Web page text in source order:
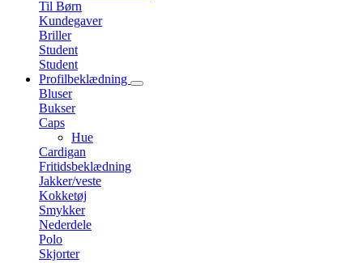
Til Børn
Kundegaver
Briller
Student
Student
Profilbeklædning
Bluser
Bukser
Caps
Hue
Cardigan
Fritidsbeklædning
Jakker/veste
Kokketøj
Smykker
Nederdele
Polo
Skjorter